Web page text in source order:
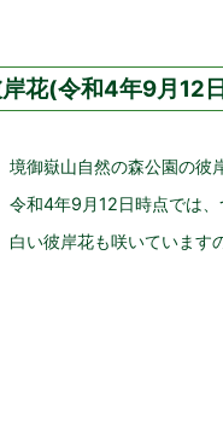
花(令和4年9月12
境御嶽山自然の森公園の彼
令和4年9月12日時点では、
白い彼岸花も咲いています